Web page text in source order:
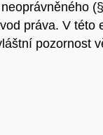
práva. V této
pozornost